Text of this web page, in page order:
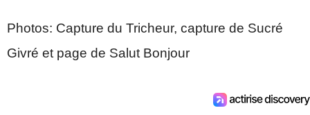
Photos: Capture du Tricheur, capture de Sucré
Givré et page de Salut Bonjour